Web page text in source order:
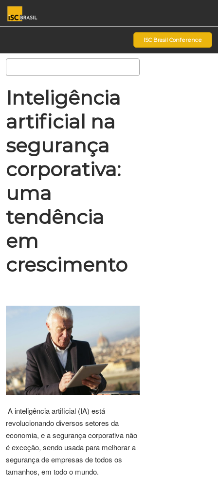
Pular
para
o
ISC Brasil Conference
Inteligência
artificial na
segurança
corporativa:
uma
tendência
em
crescimento
A inteligência artificial (IA) está
revolucionando diversos setores da
economia, e a segurança corporativa não
é exceção, sendo usada para melhorar a
segurança de empresas de todos os
tamanhos, em todo o mundo.